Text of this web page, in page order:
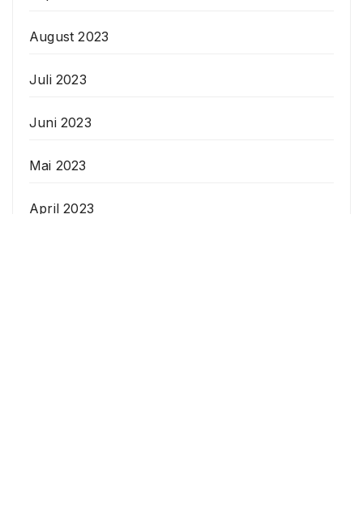
August 2023
Juli 2023
Juni 2023
Mai 2023
April 2023